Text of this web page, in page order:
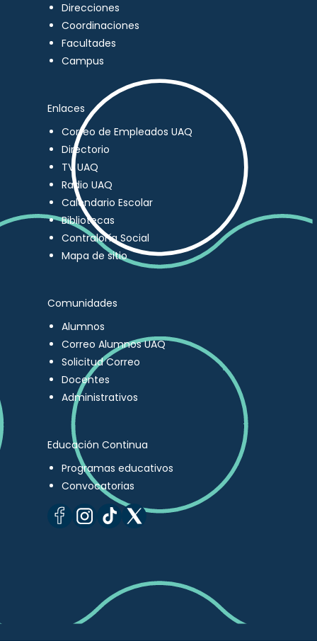
Direcciones
Coordinaciones
Facultades
Campus
Enlaces
Correo de Empleados UAQ
Directorio
TV UAQ
Radio UAQ
Calendario Escolar
Bibliotecas
Contraloría Social
Mapa de sitio
Comunidades
Alumnos
Correo Alumnos UAQ
Solicitud Correo
Docentes
Administrativos
Educación Continua
Programas educativos
Convocatorias